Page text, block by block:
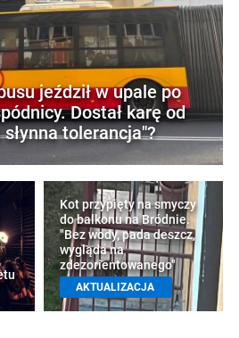
jeździł w upale po
Dostał karę od
tolerancja"?
Kot przypięty na smyczy
do balkonu na Bródnie.
"Bez wody, pada deszcz,
wygląda na
zdezorientowanego"
AKTUALIZACJA